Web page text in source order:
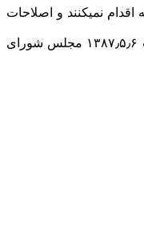
نمیکنند و اصلاحات
۹- قانون بیمه اجتماعی رانندگان حمل و نقل بار و مسافر بین شهری مصوب ۱۳۷۹٫۲٫۱۸ و قانون اصلاح قانون بیمه اجتماعی رانندگان حمل و نقل بار و مسافر بین شهری مصوب ۱۳۸۷٫۵٫۶ مجلس شورای